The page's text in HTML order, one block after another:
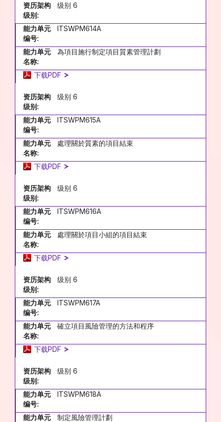
资历架构
级别:
级别 6
能力单元
编号:
ITSWPM614A
能力单元
名称:
為項目施行制定項目質素管理計劃
下载PDF
资历架构
级别:
级别 6
能力单元
编号:
ITSWPM615A
能力单元
名称:
處理關於質素的項目結束
下载PDF
资历架构
级别:
级别 6
能力单元
编号:
ITSWPM616A
能力单元
名称:
處理關於項目小組的項目結束
下载PDF
资历架构
级别:
级别 6
能力单元
编号:
ITSWPM617A
能力单元
名称:
確立項目風險管理的方法和程序
下载PDF
资历架构
级别:
级别 6
能力单元
编号:
ITSWPM618A
能力单元
制定風險管理計劃